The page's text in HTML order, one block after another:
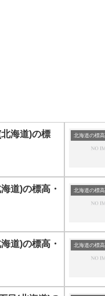
海道)の標
道)の標高・
道)の標高・